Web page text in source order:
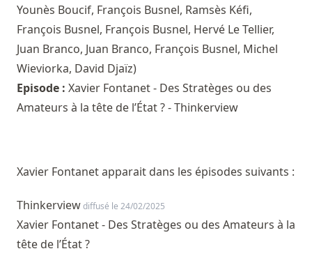
Younès Boucif, François Busnel, Ramsès Kéfi,
François Busnel, François Busnel, Hervé Le Tellier,
Juan Branco, Juan Branco, François Busnel, Michel
Wieviorka, David Djaïz)
Episode : Xavier Fontanet - Des Stratèges ou des
Amateurs à la tête de l’État ? - Thinkerview
Xavier Fontanet apparait dans les épisodes suivants :
Thinkerviewdiffusé le 24/02/2025
Xavier Fontanet - Des Stratèges ou des Amateurs à la
tête de l’État ?